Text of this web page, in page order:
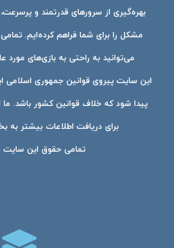
بهره‌گیری از سرورهای قدرتمند و
مشکل را برای شما فراهم کرده‌ایم.
می‌توانید به راحتی به بازی‌های مورد
این سایت پیروی قوانین جمهوری اسلامی
پیدا شود که خلاف قوانین کشور باشد. ما
برای دریافت اطلاعات بیشتر به
تمامی حقوق این